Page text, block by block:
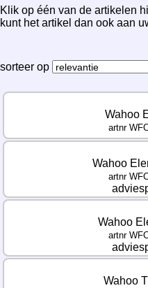
Klik op één van de artikelen
kunt het artikel dan ook aan
sorteer op
Wahoo
artnr
Wahoo
artnr
Wahoo
artnr
Wahoo